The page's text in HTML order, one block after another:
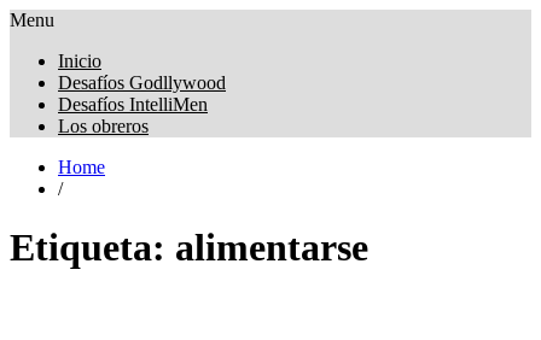
Obreros Universal
Menu
Inicio
Desafíos Godllywood
Desafíos IntelliMen
Los obreros
Home
/
Etiqueta: alimentarse